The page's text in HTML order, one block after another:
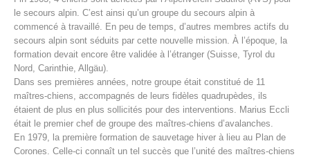
le secours alpin. C’est ainsi qu’un groupe du secours alpin à
commencé à travaillé. En peu de temps, d’autres membres actifs du
secours alpin sont séduits par cette nouvelle mission. À l’époque, la
formation devait encore être validée à l’étranger (Suisse, Tyrol du
Nord, Carinthie, Allgäu).
Dans ses premières années, notre groupe était constitué de 11
maîtres-chiens, accompagnés de leurs fidèles quadrupèdes, ils
étaient de plus en plus sollicités pour des interventions. Marius Eccli
était le premier chef de groupe des maîtres-chiens d’avalanches.
En 1979, la première formation de sauvetage hiver à lieu au Plan de
Corones. Celle-ci connaît un tel succès que l’unité des maîtres-chiens